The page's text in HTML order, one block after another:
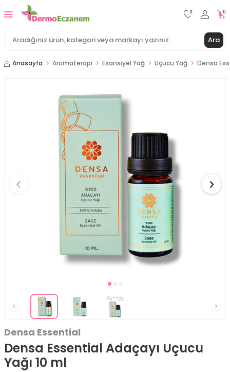
Ara
0 0
Anasayfa Aromaterapi Esansiyel Yağ Uçucu Yağ Densa
Densa Essential
Densa Essential Adaçayı Uçucu
Yağı 10 ml